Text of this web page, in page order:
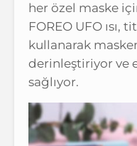
her özel maske
FOREO UFO ısı,
kullanarak
derinleştiriyor ve
sağlıyor.